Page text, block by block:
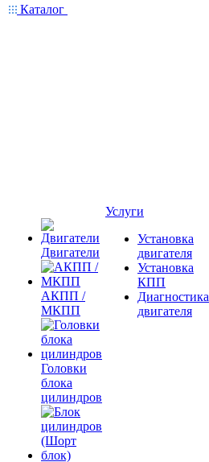
Каталог
Двигатели
АКПП /
МКПП
Головки
блока
цилиндров
Услуги
Установка
двигателя
Установка
КПП
Диагностика
двигателя